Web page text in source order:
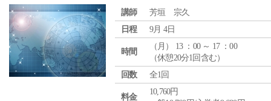
講師
芳垣 宗久
日程
9月 4日
時間
（ 月 ） 13 ：00 ～ 17 ：00
（休憩20分1回含む）
回数
全1回
料金
10,760円